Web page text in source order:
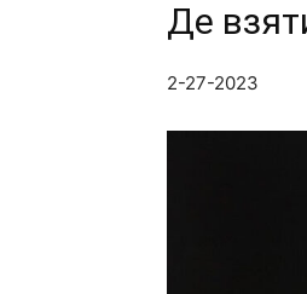
Де
2-27-2023